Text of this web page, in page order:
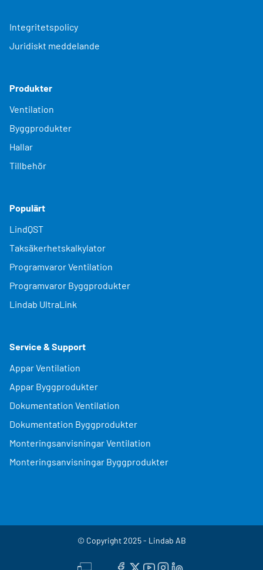
Integritetspolicy
Juridiskt meddelande
Produkter
Ventilation
Byggprodukter
Hallar
Tillbehör
Populärt
LindQST
Taksäkerhetskalkylator
Programvaror Ventilation
Programvaror Byggprodukter
Lindab UltraLink
Service & Support
Appar Ventilation
Appar Byggprodukter
Dokumentation Ventilation
Dokumentation Byggprodukter
Monteringsanvisningar Ventilation
Monteringsanvisningar Byggprodukter
© Copyright 2025 - Lindab AB